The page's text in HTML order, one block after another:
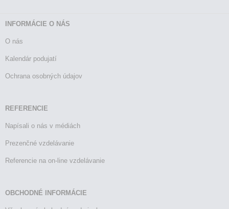
INFORMÁCIE O NÁS
O nás
Kalendár podujatí
Ochrana osobných údajov
REFERENCIE
Napísali o nás v médiách
Prezenčné vzdelávanie
Referencie na on-line vzdelávanie
OBCHODNÉ INFORMÁCIE